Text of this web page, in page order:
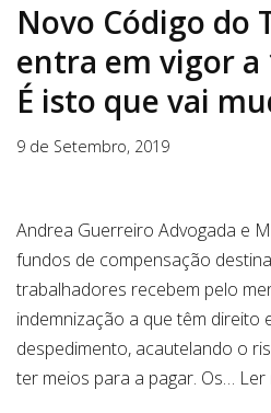
Novo Código do
entra em vigor a
É isto que vai
9 de Setembro, 2019
Andrea Guerreiro Advogada e
fundos de compensação
trabalhadores recebem pelo
indemnização a que têm direito
despedimento, acautelando o
ter meios para a pagar. Os… Ler